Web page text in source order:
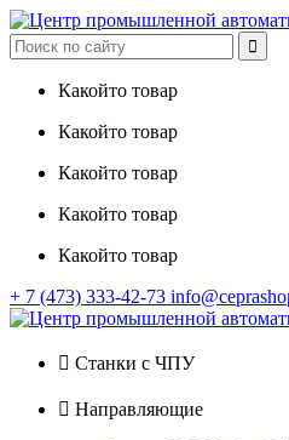

Какойто товар
Какойто товар
Какойто товар
Какойто товар
Какойто товар
+ 7 (473) 333-42-73
 Станки с ЧПУ
 Направляющие